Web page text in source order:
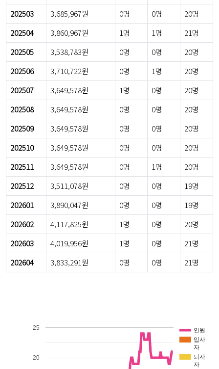
202503
3,685,967원 0명 0명
20명
202504
3,860,967원 1명 1명
21명
202505
3,538,783원 0명 0명
20명
202506
3,710,722원 0명 1명
20명
202507
3,649,578원 1명 0명
20명
202508
3,649,578원 0명 0명
20명
202509
3,649,578원 0명 0명
20명
202510
3,649,578원 0명 0명
20명
202511
3,649,578원 0명 1명
20명
202512
3,511,078원 0명 0명
19명
202601
3,890,047원 0명 0명
19명
202602
4,117,825원 1명 0명
20명
202603
4,019,956원 1명 0명
21명
202604
3,833,291원 0명 0명 21명
인원
입사
자
퇴사
자
20
25